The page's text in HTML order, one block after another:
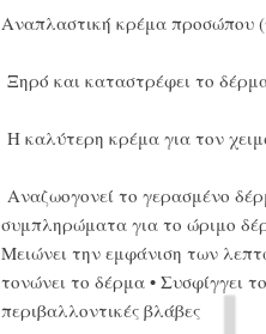
Αναπλαστική κρέμα προσώπου
Ξηρό και καταστρέφει το
Η καλύτερη κρέμα για τον
Αναζωογονεί το γερασμένο
συμπληρώματα για το ώριμο
Μειώνει την εμφάνιση των
τονώνει το δέρμα • Συσφίγγει
περιβαλλοντικές βλάβες